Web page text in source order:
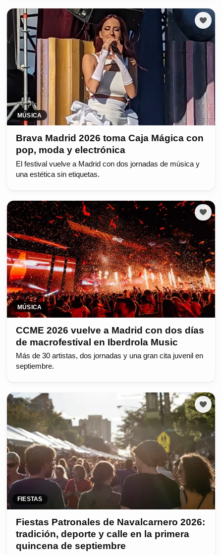
MÚSICA
Brava Madrid 2026 toma Caja Mágica con
pop, moda y electrónica
El festival vuelve a Madrid con dos jornadas de música y
una estética sin etiquetas.
MÚSICA
CCME 2026 vuelve a Madrid con dos días
de macrofestival en Iberdrola Music
Más de 30 artistas, dos jornadas y una gran cita juvenil en
septiembre.
FIESTAS
Fiestas Patronales de Navalcarnero 2026:
tradición, deporte y calle en la primera
quincena de septiembre